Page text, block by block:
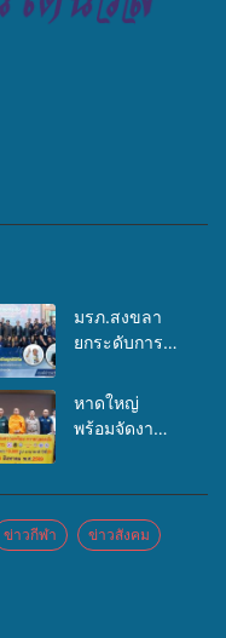
มรภ.สงขลา
ยกระดับการ
ในยุคดิจิทัล
เปิดเวทีเสริม
สื่อสารองค์กร
ระดมสมอง
วางแนวทาง
หาดใหญ่
พร้อมจัดงาน
นานาชาติ
เพื่อแม่…เพื่อ
ข่าวกีฬา ข่าวสังคม